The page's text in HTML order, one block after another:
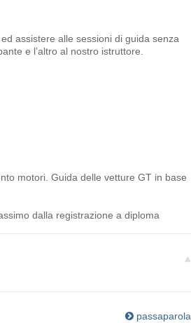
assistere alle sessioni di guida senza
e l’altro al nostro istruttore.
motori. Guida delle vetture GT in base
dalla registrazione a diploma
passaparola